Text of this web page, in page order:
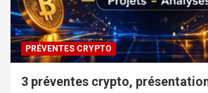
PRÉVENTES CRYPTO
3 préventes crypto,